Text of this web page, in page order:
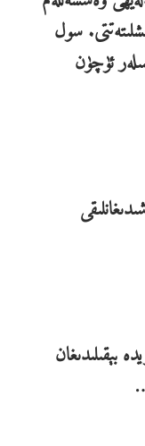
سول
ئۈچۈن
بېقىلىدىغان